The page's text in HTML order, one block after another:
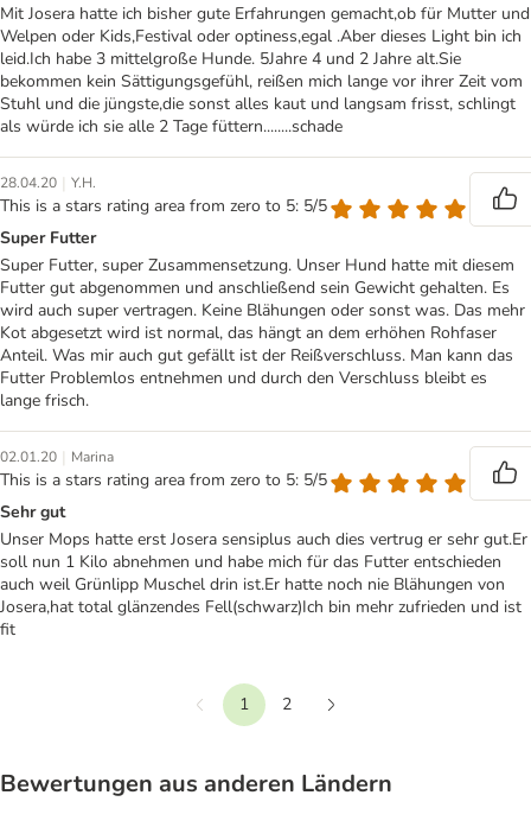
Mit Josera hatte ich bisher gute Erfahrungen gemacht,ob für Mutter und
Welpen oder Kids,Festival oder optiness,egal .Aber dieses Light bin ich
leid.Ich habe 3 mittelgroße Hunde. 5Jahre 4 und 2 Jahre alt.Sie
bekommen kein Sättigungsgefühl, reißen mich lange vor ihrer Zeit vom
Stuhl und die jüngste,die sonst alles kaut und langsam frisst, schlingt
als würde ich sie alle 2 Tage füttern........schade
28.04.20 | Y.H.
This is a stars rating area from zero to 5: 5/5
Super Futter
Super Futter, super Zusammensetzung. Unser Hund hatte mit diesem
Futter gut abgenommen und anschließend sein Gewicht gehalten. Es
wird auch super vertragen. Keine Blähungen oder sonst was. Das mehr
Kot abgesetzt wird ist normal, das hängt an dem erhöhen Rohfaser
Anteil. Was mir auch gut gefällt ist der Reißverschluss. Man kann das
Futter Problemlos entnehmen und durch den Verschluss bleibt es
lange frisch.
02.01.20 | Marina
This is a stars rating area from zero to 5: 5/5
Sehr gut
Unser Mops hatte erst Josera sensiplus auch dies vertrug er sehr gut.Er
soll nun 1 Kilo abnehmen und habe mich für das Futter entschieden
auch weil Grünlipp Muschel drin ist.Er hatte noch nie Blähungen von
Josera,hat total glänzendes Fell(schwarz)Ich bin mehr zufrieden und ist
fit
Vorherige
1
2
Bewertungen aus anderen Ländern